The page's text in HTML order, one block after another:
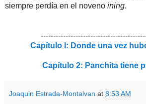
siempre perdía en el noveno ining.
Capítulo I: Donde una vez
Capítulo 2: Panchita tiene
Joaquin Estrada-Montalvan at 8:53 AM